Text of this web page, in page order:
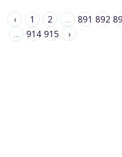
‹ 1 2 ... 891 892
...
914 915 ›